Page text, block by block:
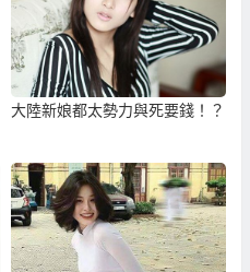
大陸新娘都太勢力與死要錢！？